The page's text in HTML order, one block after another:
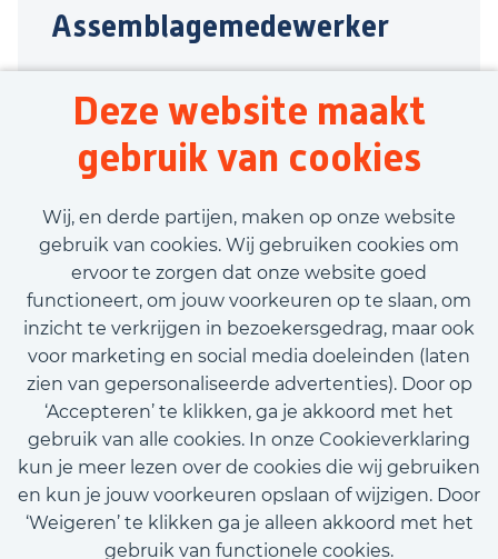
Deze website maakt
gebruik van cookies
Wij, en derde partijen, maken op onze website
gebruik van cookies. Wij gebruiken cookies om
ervoor te zorgen dat onze website goed
functioneert, om jouw voorkeuren op te slaan, om
inzicht te verkrijgen in bezoekersgedrag, maar ook
voor marketing en social media doeleinden (laten
zien van gepersonaliseerde advertenties). Door op
‘Accepteren’ te klikken, ga je akkoord met het
gebruik van alle cookies. In onze Cookieverklaring
kun je meer lezen over de cookies die wij gebruiken
en kun je jouw voorkeuren opslaan of wijzigen. Door
‘Weigeren’ te klikken ga je alleen akkoord met het
gebruik van functionele cookies.
Assemblagemedewerker
Productie
38 uur
€2.600,00 - €3.100,00
Bekijk vacature
Call-to-action bij meer vacatures